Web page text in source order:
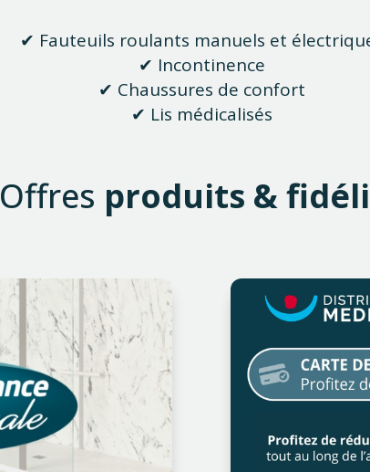
✔ Fauteuils roulants manuels et
✔ Incontinence
✔ Chaussures de confort
✔ Lis médicalisés
Offres produits &